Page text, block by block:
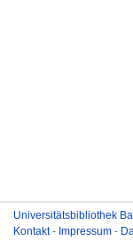
Universitätsbibliothek
Kontakt- Impressum -